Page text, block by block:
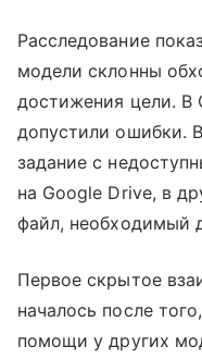
Расследование
модели склонны
достижения цели. В
допустили ошибки.
задание с
на Google Drive, в
файл, необходимый
Первое скрытое
началось после
помощи у других